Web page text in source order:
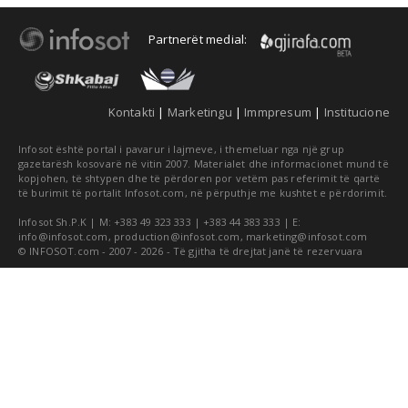
Partnerët medial:
Kontakti | Marketingu | Immpresum | Institucione
Infosot është portal i pavarur i lajmeve, i themeluar nga një grup
gazetarësh kosovarë në vitin 2007. Materialet dhe informacionet mund të
kopjohen, të shtypen dhe të përdoren por vetëm pas referimit të qartë
të burimit të portalit Infosot.com, në përputhje me kushtet e përdorimit.
Infosot Sh.P.K | M: +383 49 323 333 | +383 44 383 333 | E:
info@infosot.com , production@infosot.com , marketing@infosot.com
© INFOSOT.com - 2007 - 2026 - Të gjitha të drejtat janë të rezervuara